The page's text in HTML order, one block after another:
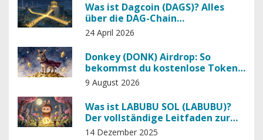
Was ist Dagcoin (DAGS)? Alles
über die DAG-Chain
Kryptowährung
24 April 2026
Donkey (DONK) Airdrop: So
bekommst du kostenlose Tokens
im August 2026
9 August 2026
Was ist LABUBU SOL (LABUBU)?
Der vollständige Leitfaden zur
Memecoin mit Labubu-Bezug
14 Dezember 2025